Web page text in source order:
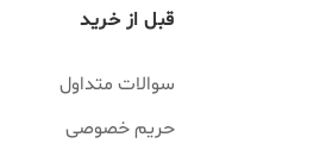
قبل از خرید
سوالات متداول
حریم خصوصی